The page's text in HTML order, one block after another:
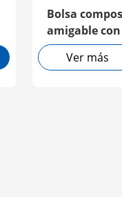
Bolsa
amigable
Ver más